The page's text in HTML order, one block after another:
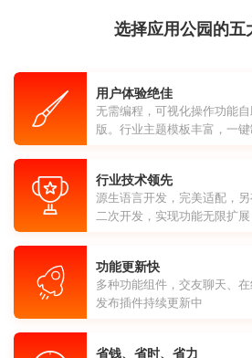
选择应用公园的五
用户体验绝佳
无需编程，可视化操作功能
版。行业主题模板丰富，一
行业技术领先
源生语言开发，完美适配，
二次开发，实现功能无限扩展
功能更新快
多种功能组件，交友聊天、
发布插件持续更新中
省钱、省时、省力